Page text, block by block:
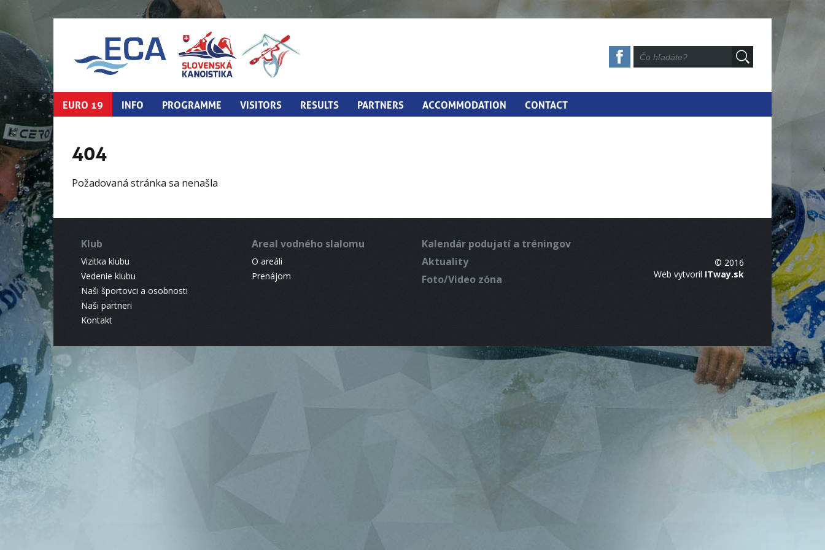
EURO 19 INFO PROGRAMME VISITORS RESULTS PARTNERS ACCOMMODATION CONTACT
404
Požadovaná stránka sa nenašla
Klub
Vizitka klubu
Vedenie klubu
Naši športovci a osobnosti
Naši partneri
Kontakt
Areal vodného slalomu
O areáli
Prenájom
Kalendár podujatí a tréningov
Aktuality
Foto/Video zóna
© 2016
Web vytvoril ITway.sk